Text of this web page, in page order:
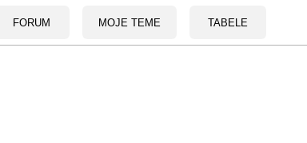
FORUM MOJE TEME TABELE